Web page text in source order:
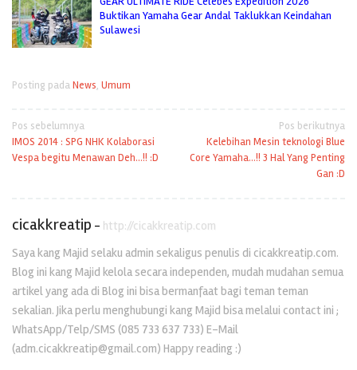
Buktikan Yamaha Gear Andal Taklukkan Keindahan
Sulawesi
Posting padaNews, Umum
Navigasi
pos
Pos sebelumnya
IMOS 2014 : SPG NHK Kolaborasi
Vespa begitu Menawan Deh…!! :D
Pos berikutnya
Kelebihan Mesin teknologi Blue
Core Yamaha…!! 3 Hal Yang Penting
Gan :D
cicakkreatip - http://cicakkreatip.com
Saya kang Majid selaku admin sekaligus penulis di cicakkreatip.com.
Blog ini kang Majid kelola secara independen, mudah mudahan semua
artikel yang ada di Blog ini bisa bermanfaat bagi teman teman
sekalian. Jika perlu menghubungi kang Majid bisa melalui contact ini ;
WhatsApp/Telp/SMS (085 733 637 733) E-Mail
(adm.cicakkreatip@gmail.com) Happy reading :)